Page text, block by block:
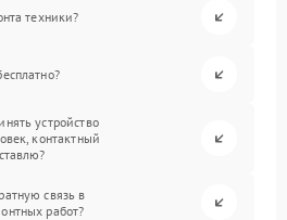
техники?
устройство
контактный
связь в
работ?